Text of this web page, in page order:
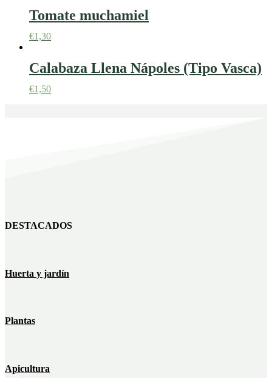
Tomate muchamiel
€1,30
Calabaza Llena Nápoles (Tipo Vasca)
€1,50
DESTACADOS
Huerta y jardín
Plantas
Apicultura